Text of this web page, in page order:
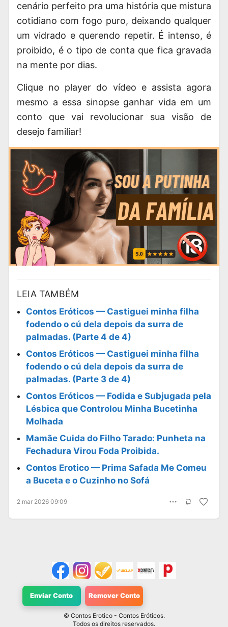
cenário perfeito pra uma história que mistura
cotidiano com fogo puro, deixando qualquer
um vidrado e querendo repetir. É intenso, é
proibido, é o tipo de conta que fica gravada
na mente por dias.
Clique no player do vídeo e assista agora
mesmo a essa sinopse ganhar vida em um
conto que vai revolucionar sua visão de
desejo familiar!
LEIA TAMBÉM
Contos Eróticos — Castiguei minha filha
fodendo o cú dela depois da surra de
palmadas. (Parte 4 de 4)
Contos Eróticos — Castiguei minha filha
fodendo o cú dela depois da surra de
palmadas. (Parte 3 de 4)
Contos Eróticos — Fodida e Subjugada pela
Lésbica que Controlou Minha Bucetinha
Molhada
Mamãe Cuida do Filho Tarado: Punheta na
Fechadura Virou Foda Proibida.
Contos Erotico — Prima Safada Me Comeu
a Buceta e o Cuzinho no Sofá
2 mar 2026 09:09
Enviar Conto Remover Conto
© Contos Erotico - Contos Eróticos.
Todos os direitos reservados.